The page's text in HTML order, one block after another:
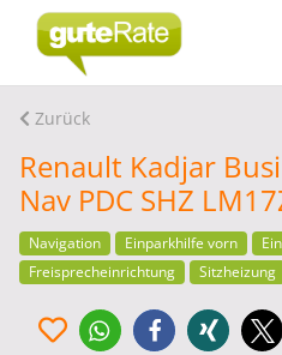
Zurück
Renault Kadjar
Nav PDC SHZ
Navigation Einparkhilfe vorn
Freisprecheinrichtung
Sitzheizung